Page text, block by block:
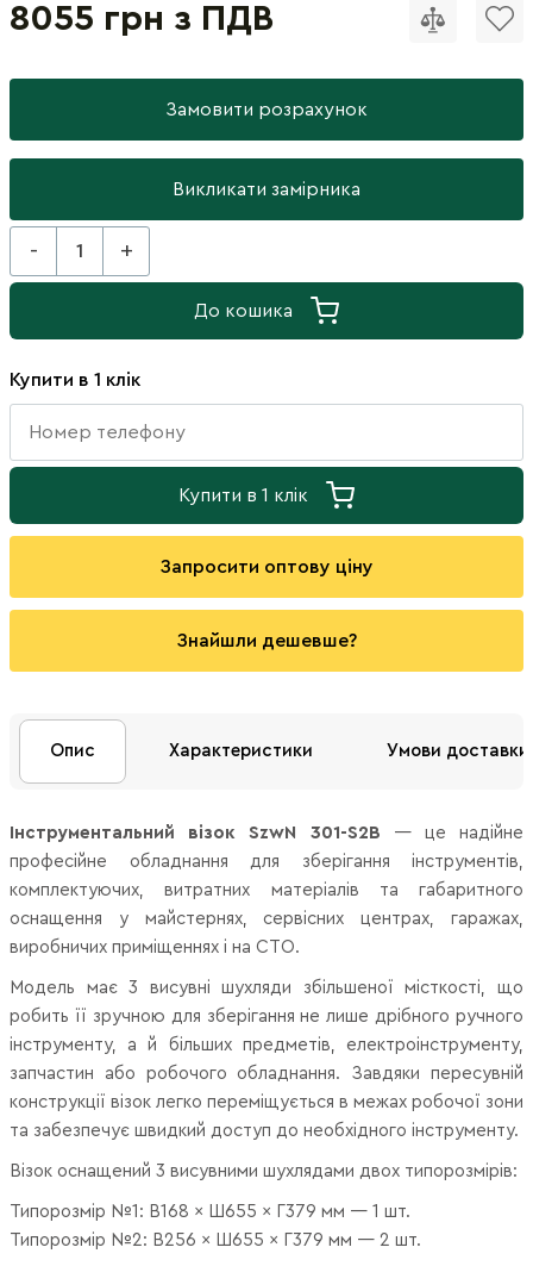
8055 грн з ПДВ
Замовити розрахунок
Викликати замірника
- +
До кошика
Купити в 1 клік
Купити в 1 клік
Запросити оптову ціну
Знайшли дешевше?
Опис Характеристики Умови доставки
Інструментальний візок SzwN 301-S2B — це надійне
професійне обладнання для зберігання інструментів,
комплектуючих, витратних матеріалів та габаритного
оснащення у майстернях, сервісних центрах, гаражах,
виробничих приміщеннях і на СТО.
Модель має 3 висувні шухляди збільшеної місткості, що
робить її зручною для зберігання не лише дрібного ручного
інструменту, а й більших предметів, електроінструменту,
запчастин або робочого обладнання. Завдяки пересувній
конструкції візок легко переміщується в межах робочої зони
та забезпечує швидкий доступ до необхідного інструменту.
Візок оснащений 3 висувними шухлядами двох типорозмірів:
Типорозмір №1: В168 × Ш655 × Г379 мм — 1 шт.
Типорозмір №2: В256 × Ш655 × Г379 мм — 2 шт.